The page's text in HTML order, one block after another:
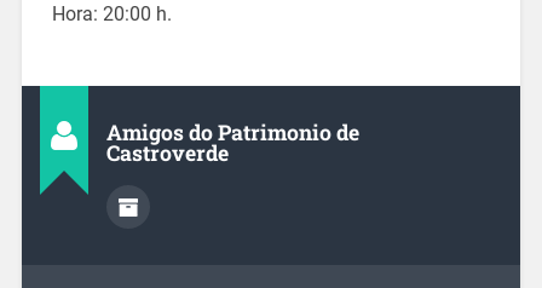
Hora: 20:00 h.
Amigos do Patrimonio de
Castroverde